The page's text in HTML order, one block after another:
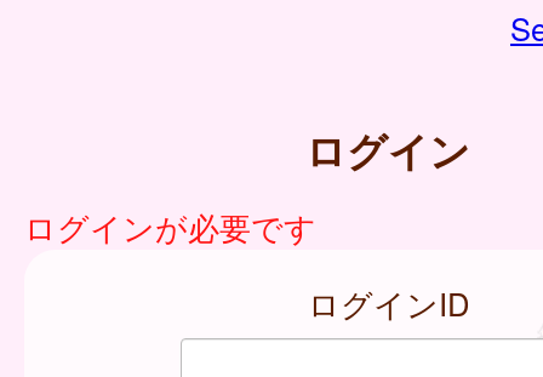
ログイン
ログインが必要です
ログインID